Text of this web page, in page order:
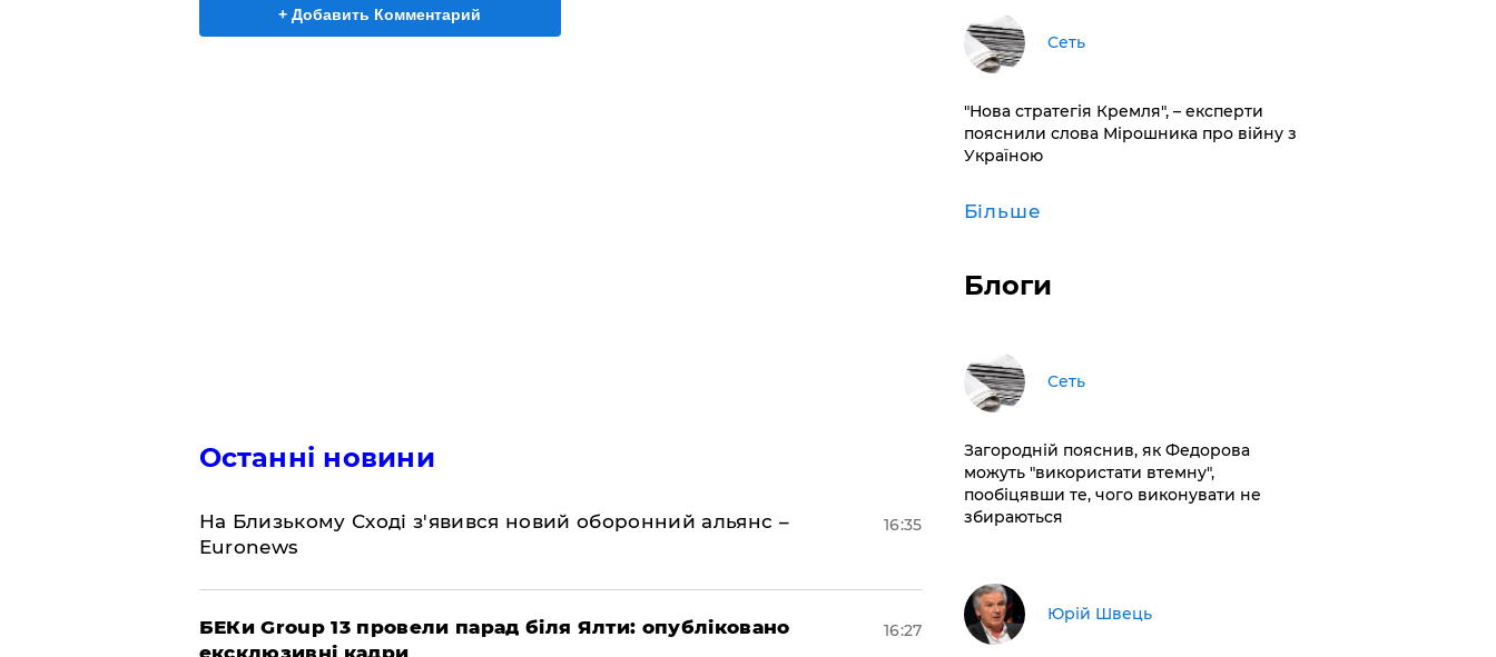
+ Добавить Комментарий
Останні новини
На Близькому Сході з'явився новий оборонний альянс –
Euronews
16:35
БЕКи Group 13 провели парад біля Ялти: опубліковано
16:27
Сеть
"Нова стратегія Кремля", – експерти
пояснили слова Мірошника про війну з
Україною
Більше
Блоги
Сеть
Загородній пояснив, як Федорова
можуть "використати втемну",
пообіцявши те, чого виконувати не
збираються
Юрій Швець